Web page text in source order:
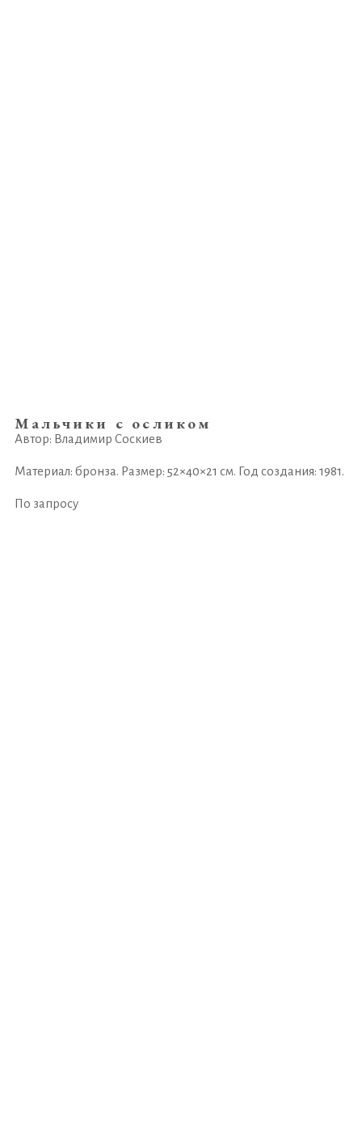
Мальчики с осликом
Автор: Владимир Соскиев
Материал: бронза. Размер: 52×40×21 см. Год создания: 1981.
По запросу